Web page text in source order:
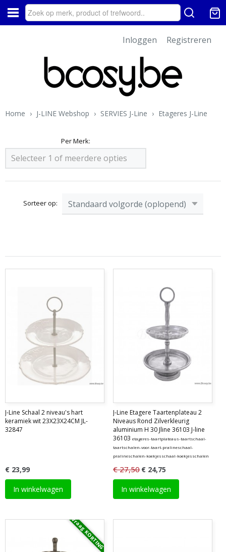
Inloggen Registreren
Home › J-LINE Webshop › SERVIES J-Line › Etageres J-Line
Per Merk:
Selecteer 1 of meerdere opties
Sorteer op:
J-Line Schaal 2 niveau's hart
keramiek wit 23X23X24CM JL-
32847
€ 23,99
In winkelwagen
J-Line Etagere Taartenplateau 2
Niveaus Rond Zilverkleurig
aluminium H 30 Jline 36103 J-line
36103 etageres-taartplateaus-taartschaal-
taartschalen-voor-taart-pralineschaal-
pralineschalen-koekjesschaal-koekjesschalen
€ 27,50 € 24,75
In winkelwagen
Vraag KORTING